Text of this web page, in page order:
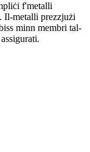
f'metalli
Il-metalli prezzjużi
minn membri tal-